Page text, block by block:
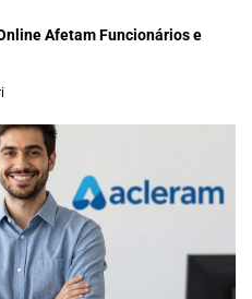
Afetam Funcionários e